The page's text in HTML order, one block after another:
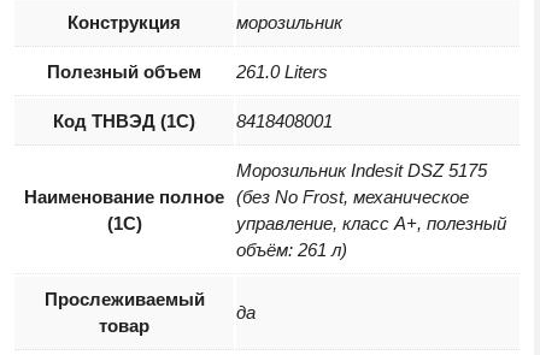
Конструкция морозильник
Полезный объем 261.0 Liters
Код ТНВЭД (1С) 8418408001
Наименование полное
(1С)
Морозильник Indesit DSZ 5175
(без No Frost, механическое
управление, класс A+, полезный
объём: 261 л)
Прослеживаемый
товар
да